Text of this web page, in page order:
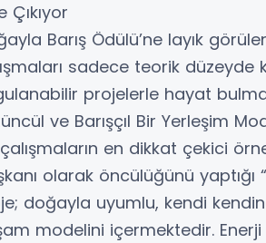
Çıkıyor
Barış Ödülü’ne layık
sadece teorik
projelerle hayat
ve Barışçıl Bir Yerleşim
en dikkat çekici
olarak öncülüğünü yaptığı
doğayla uyumlu, kendi
modelini içermektedir.